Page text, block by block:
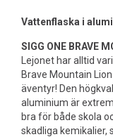
Vattenflaska i
SIGG ONE BRAVE
Lejonet har alltid
Brave Mountain
äventyr! Den
aluminium är
bra för både skola
skadliga kemikalier,